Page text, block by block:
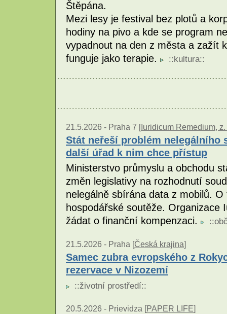
Štěpána.
Mezi lesy je festival bez plotů a
hodiny na pivo a kde se program
vypadnout na den z města a zažít
funguje jako terapie.
::kultura::
21.5.2026 - Praha 7 [Iuridicum Remedium, z.
Stát neřeší problém nelegálního
další úřad k nim chce přístup
Ministerstvo průmyslu a obchodu
změn legislativy na rozhodnutí
nelegálně sbírána data z mobilů.
hospodářské soutěže. Organizace
žádat o finanční kompenzaci.
::
21.5.2026 - Praha [Česká krajina]
Samec zubra evropského z
rezervace v Nizozemí
::životní prostředí::
20.5.2026 - Prievidza [PAPER LIFE]